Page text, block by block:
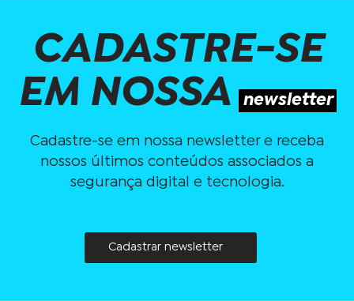
CADASTRE-SE
EM NOSSA newsletter
Cadastre-se em nossa newsletter e receba
nossos últimos conteúdos associados a
segurança digital e tecnologia.
Cadastrar newsletter